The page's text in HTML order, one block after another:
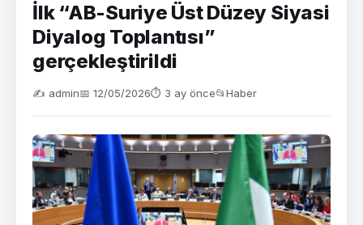
İlk “AB-Suriye Üst Düzey Siyasi
Diyalog Toplantısı”
gerçekleştirildi
✍️ admin📅 12/05/2026⏱ 3 ay önce📂Haber